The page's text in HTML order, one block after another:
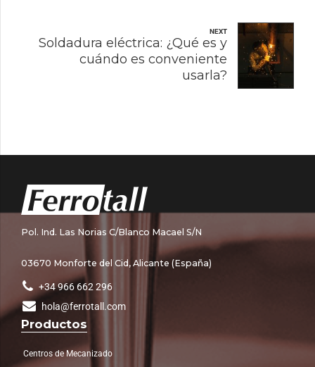
NEXT
Soldadura eléctrica: ¿Qué es y
cuándo es conveniente
usarla?
Pol. Ind. Las Norias C/Blanco Macael S/N
03670 Monforte del Cid, Alicante (España)
+34 966 662 296
hola@ferrotall.com
Productos
Centros de Mecanizado